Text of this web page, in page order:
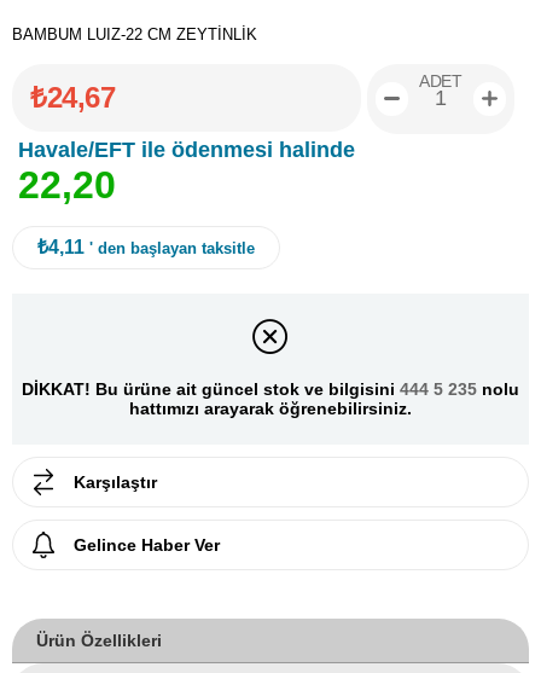
BAMBUM LUIZ-22 CM ZEYTİNLİK
₺24,67
Havale/EFT ile ödenmesi halinde
22,20
ADET
₺4,11 ' den başlayan taksitle
DİKKAT! Bu ürüne ait güncel stok ve bilgisini 444 5 235 nolu
hattımızı arayarak öğrenebilirsiniz.
Karşılaştır
Gelince Haber Ver
Ürün Özellikleri